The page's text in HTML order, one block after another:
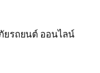
ยรถยนต์ ออนไลน์